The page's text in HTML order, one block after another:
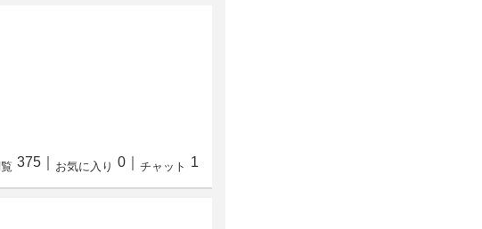
375 お気に入り 0 チャット 1